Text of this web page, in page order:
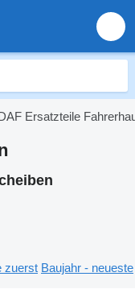
Ersatzteile
zuerst Baujahr - neueste